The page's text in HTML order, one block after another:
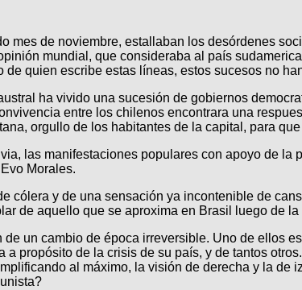
mes de noviembre, estallaban los desórdenes
mundial, que consideraba al país
quien escribe estas líneas, estos sucesos no
ha vivido una sucesión de gobiernos
entre los chilenos encontrara una
orgullo de los habitantes de la capital, para
las manifestaciones populares con apoyo de
Morales.
cólera y de una sensación ya incontenible de
de aquello que se aproxima en Brasil luego de
un cambio de época irreversible. Uno de ellos
propósito de la crisis de su país, y de tantos
al máximo, la visión de derecha y la